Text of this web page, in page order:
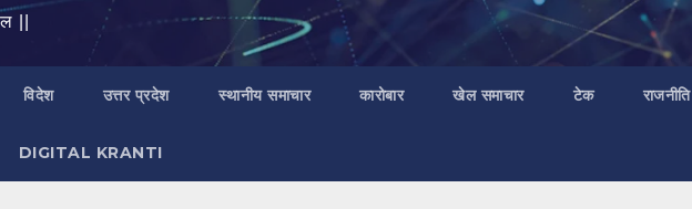
||
विदेश उत्तर प्रदेश स्थानीय समाचार कारोबार खेल समाचार टेक राजनीति
DIGITAL KRANTI